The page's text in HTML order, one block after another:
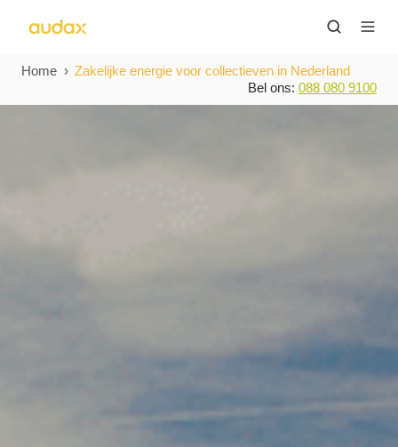
Home
Zakelijke energie voor collectieven in Nederland
Bel ons: 088 080 9100